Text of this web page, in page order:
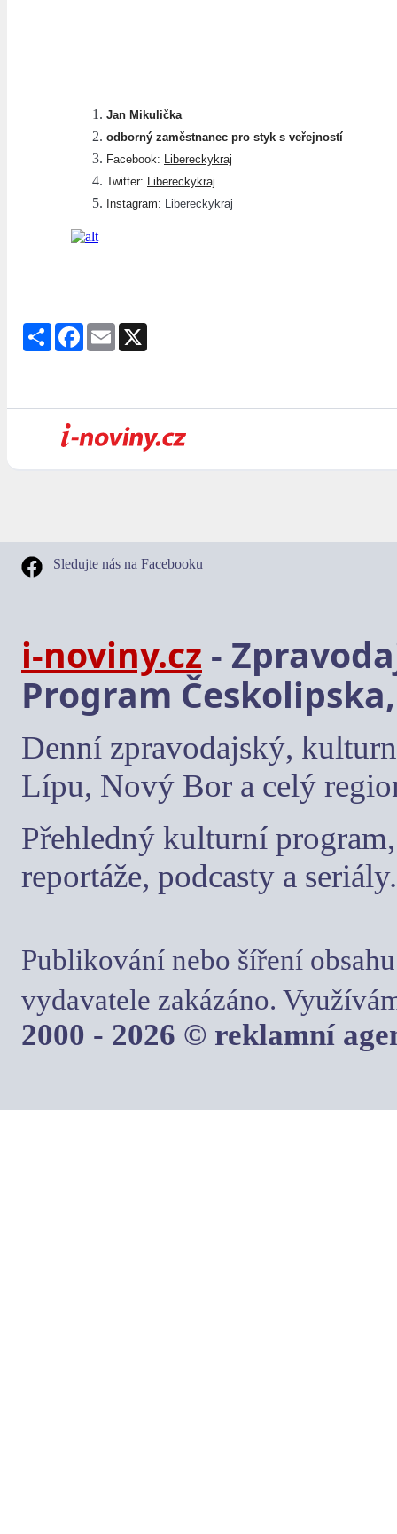
Jan Mikulička
odborný zaměstnanec pro styk s veřejností
Facebook: Libereckykraj
Twitter: Libereckykraj
Instagram: Libereckykraj
Share Facebook
Email
Sledujte nás na Facebooku
i-noviny.cz -
Program
Denní zpravodajský,
Lípu, Nový Bor a celý
Přehledný kulturní
reportáže, podcasty a seriály.
Publikování nebo šíření
vydavatele zakázáno.
2000 - 2026 © reklamní